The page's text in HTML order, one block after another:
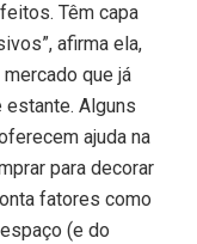
Têm capa
afirma ela,
que já
Alguns
ajuda na
para decorar
fatores como
(e do